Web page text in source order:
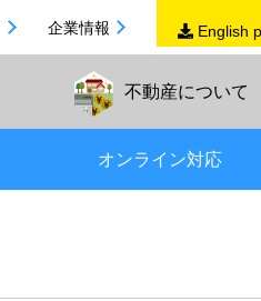
企業情報 English
オンライン対応
不動産について